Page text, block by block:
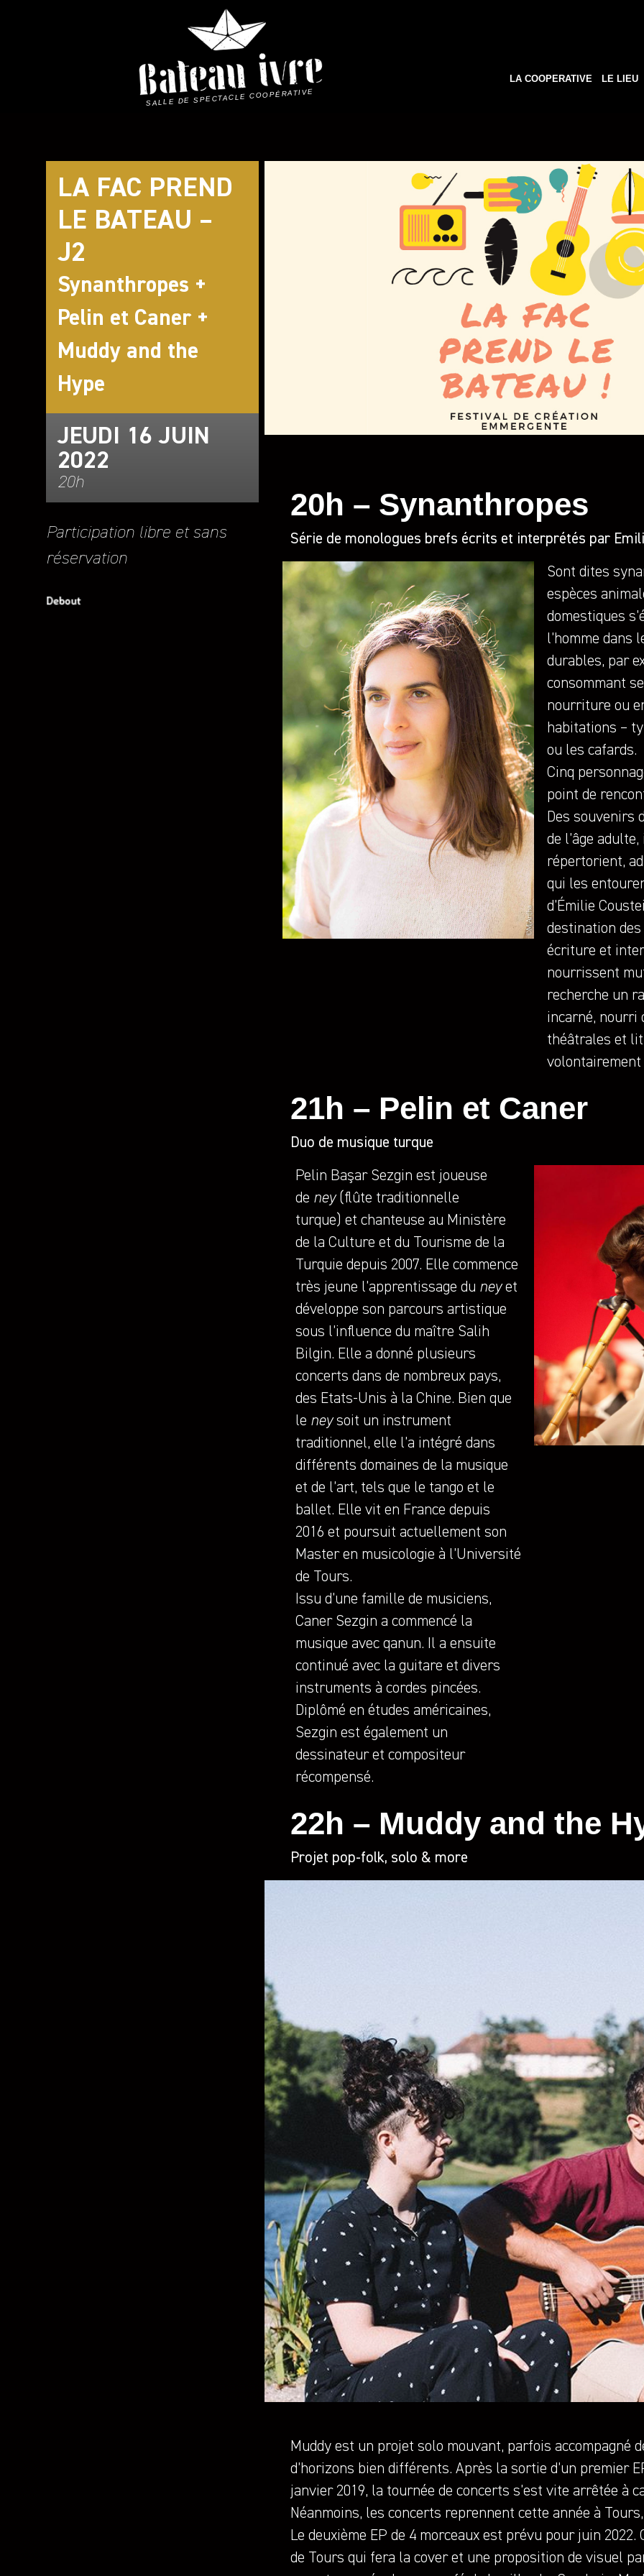
SALLE DE SPECTACLE COOPÉRATIVE
LA COOPERATIVE LE LIEU
LA FAC PREND
LE BATEAU –
J2
Synanthropes +
Pelin et Caner +
Muddy and the
Hype
JEUDI 16 JUIN
2022
20h
Participation libre et sans
réservation
20h – Synanthropes
Série de monologues brefs écrits et interprétés par
Sont dites
espèces
domestiques
l’homme dans
durables, par
consommant
nourriture ou
habitations –
ou les cafards.
Cinq
point de
Des souvenirs
de l’âge
répertorient,
qui les
d’Émilie
destination
écriture et
nourrissent
recherche un
incarné, nourri
théâtrales et
volontairement
21h – Pelin et Caner
Duo de musique turque
Pelin Başar Sezgin est joueuse
de ney(flûte traditionnelle
turque) et chanteuse au Ministère
de la Culture et du Tourisme de la
Turquie depuis 2007. Elle commence
très jeune l’apprentissage du neyet
développe son parcours artistique
sous l’influence du maître Salih
Bilgin. Elle a donné plusieurs
concerts dans de nombreux pays,
des Etats-Unis à la Chine. Bien que
le neysoit un instrument
traditionnel, elle l’a intégré dans
différents domaines de la musique
et de l’art, tels que le tango et le
ballet. Elle vit en France depuis
2016 et poursuit actuellement son
Master en musicologie à l’Université
de Tours.
Issu d’une famille de musiciens,
Caner Sezgin a commencé la
musique avec qanun. Il a ensuite
continué avec la guitare et divers
instruments à cordes pincées.
Diplômé en études américaines,
Sezgin est également un
dessinateur et compositeur
récompensé.
22h – Muddy and the
Projet pop-folk, solo & more
Muddy est un projet solo mouvant, parfois accompagné
d’horizons bien différents. Après la sortie d’un premier
janvier 2019, la tournée de concerts s’est vite arrêtée à
Néanmoins, les concerts reprennent cette année à
Le deuxième EP de 4 morceaux est prévu pour juin 2022.
de Tours qui fera la cover et une proposition de visuel